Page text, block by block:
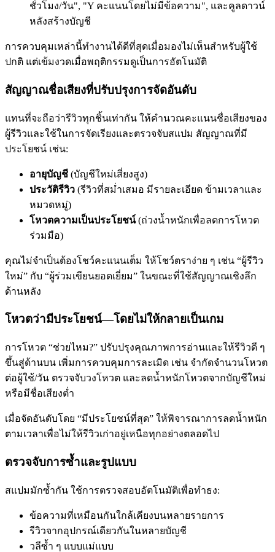
ชั่วโมง/วัน", "Y คะแนนโดยไม่มีข้อความ", และคูลดาวน์
หลังสร้างบัญชี
การควบคุมเหล่านี้ทำงานได้ดีที่สุดเมื่อมองไม่เห็นสำหรับผู้ใช้
ปกติ แต่เข้มงวดเมื่อพฤติกรรมดูเป็นการอัตโนมัติ
สัญญาณชื่อเสียงที่ปรับปรุงการจัดอันดับ
แทนที่จะถือว่ารีวิวทุกชิ้นเท่ากัน ให้คำนวณคะแนนชื่อเสียงของ
ผู้รีวิวและใช้ในการจัดเรียงและตรวจจับสแปม สัญญาณที่มี
ประโยชน์ เช่น:
อายุบัญชี (บัญชีใหม่เสี่ยงสูง)
ประวัติรีวิว (รีวิวที่สม่ำเสมอ มีรายละเอียด ข้ามเวลาและ
หมวดหมู่)
โหวตความเป็นประโยชน์(ถ่วงน้ำหนักเพื่อลดการโหวต
ร่วมมือ)
คุณไม่จำเป็นต้องโชว์คะแนนเต็ม ให้โชว์ตราง่าย ๆ เช่น “ผู้รีวิว
ใหม่” กับ “ผู้ร่วมเขียนยอดเยี่ยม” ในขณะที่ใช้สัญญาณเชิงลึก
ด้านหลัง
โหวตว่ามีประโยชน์—โดยไม่ให้กลายเป็นเกม
การโหวต “ช่วยไหม?” ปรับปรุงคุณภาพการอ่านและให้รีวิวดี ๆ
ขึ้นสู่ด้านบน เพิ่มการควบคุมการละเมิด เช่น จำกัดจำนวนโหวต
ต่อผู้ใช้/วัน ตรวจจับวงโหวต และลดน้ำหนักโหวตจากบัญชีใหม่
หรือมีชื่อเสียงต่ำ
เมื่อจัดอันดับโดย “มีประโยชน์ที่สุด” ให้พิจารณาการลดน้ำหนัก
ตามเวลาเพื่อไม่ให้รีวิวเก่าอยู่เหนือทุกอย่างตลอดไป
ตรวจจับการซ้ำและรูปแบบ
สแปมมักซ้ำกัน ใช้การตรวจสอบอัตโนมัติเพื่อทำธง:
ข้อความที่เหมือนกันใกล้เคียงบนหลายรายการ
รีวิวจากอุปกรณ์เดียวกันในหลายบัญชี
วลีซ้ำ ๆ แบบแม่แบบ